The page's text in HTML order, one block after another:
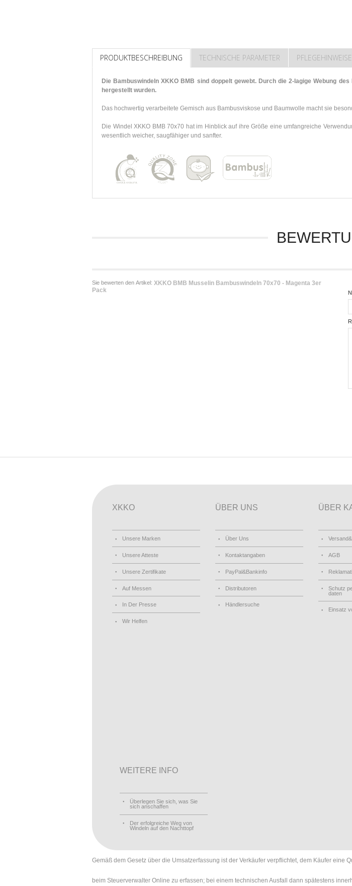
PRODUKTBESCHREIBUNG TECHNISCHE PARAMETER PFLEGEHINWEISE
Die Bambuswindeln XKKO BMB sind doppelt gewebt. Durch die 2-lagige Webung
hergestellt wurden.
Das hochwertig verarbeitete Gemisch aus Bambusviskose und Baumwolle macht sie
Die Windel XKKO BMB 70x70 hat im Hinblick auf ihre Größe eine umfangreiche
wesentlich weicher, saugfähiger und sanfter.
Sie bewerten den Artikel: XKKO BMB Musselin Bambuswindeln 70x70 - Magenta 3er
Pack
XKKO
Unsere Marken
Unsere Atteste
Unsere Zertifikate
Auf Messen
In Der Presse
Wir Helfen
ÜBER UNS
Über Uns
Kontaktangaben
PayPal&Bankinfo
Distributoren
Händlersuche
ÜBER
AGB
Schutz
daten
Einsatz
WEITERE INFO
Überlegen Sie sich, was Sie
sich anschaffen
Der erfolgreiche Weg von
Windeln auf den Nachttopf
Gemäß dem Gesetz über die Umsatzerfassung ist der Verkäufer verpflichtet, dem Käufer
beim Steuerverwalter Online zu erfassen; bei einem technischen Ausfall dann spätestens